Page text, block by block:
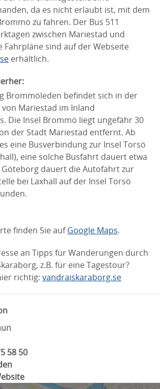
da es nicht erlaubt ist, mit dem
zu fahren. Der Bus 511
zwischen Mariestad und
Fahrpläne sind auf der Webseite
erhältlich.
Brommöleden befindet sich in der
Mariestad im Inland
Die Insel Brommö liegt ungefähr 30
der Stadt Mariestad entfernt. Ab
eine Busverbindung zur Insel Torsö
eine solche Busfahrt dauert etwa
Göteborg dauert die Autofahrt zur
bei Laxhall auf der Insel Torsö
finden Sie aufGoogle Maps.
an Tipps für Wanderungen durch
z.B. für eine Tagestour?
richtig: vandraiskaraborg.se
58 50